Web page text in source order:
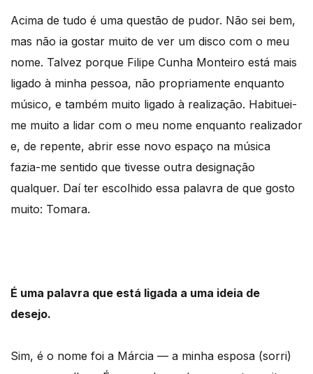
Acima de tudo é uma questão de pudor. Não sei bem,
mas não ia gostar muito de ver um disco com o meu
nome. Talvez porque Filipe Cunha Monteiro está mais
ligado à minha pessoa, não propriamente enquanto
músico, e também muito ligado à realização. Habituei-
me muito a lidar com o meu nome enquanto realizador
e, de repente, abrir esse novo espaço na música
fazia-me sentido que tivesse outra designação
qualquer. Daí ter escolhido essa palavra de que gosto
muito: Tomara.
É uma palavra que está ligada a uma ideia de
desejo.
Sim, é o nome foi a Márcia — a minha esposa (sorri)